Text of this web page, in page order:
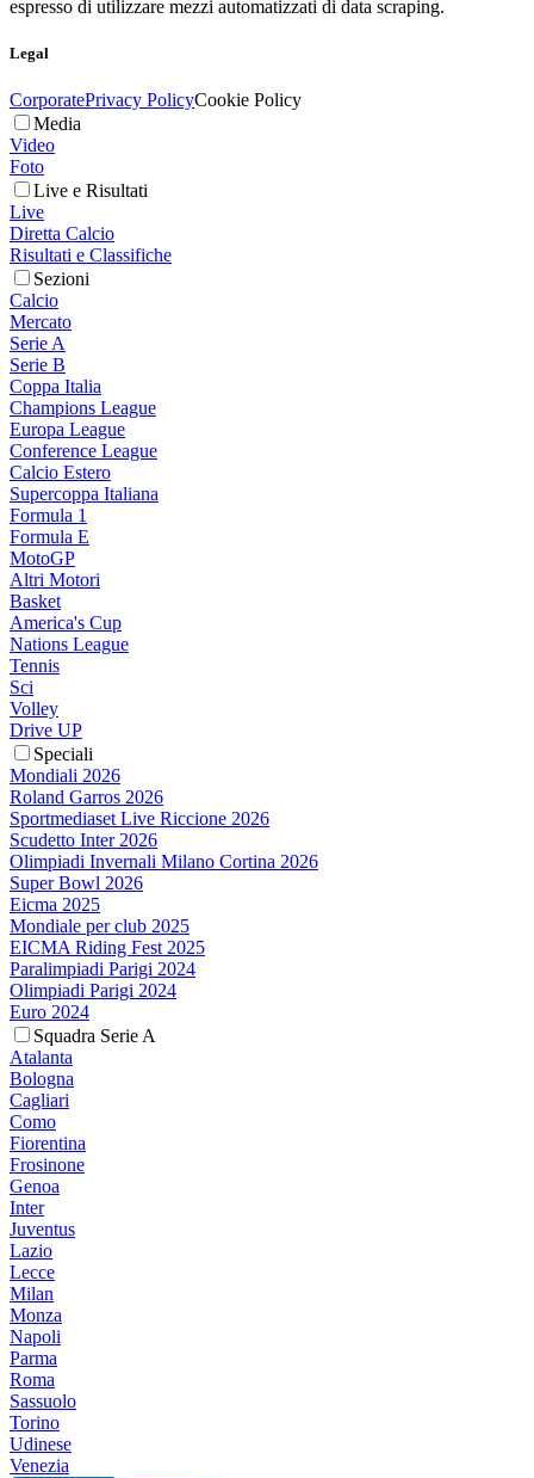
espresso di utilizzare mezzi automatizzati di data scraping.
Legal
CorporatePrivacy PolicyCookie Policy
Media
Video
Foto
Live e Risultati
Live
Diretta Calcio
Risultati e Classifiche
Sezioni
Calcio
Mercato
Serie A
Serie B
Coppa Italia
Champions League
Europa League
Conference League
Calcio Estero
Supercoppa Italiana
Formula 1
Formula E
MotoGP
Altri Motori
Basket
America's Cup
Nations League
Tennis
Sci
Volley
Drive UP
Speciali
Mondiali 2026
Roland Garros 2026
Sportmediaset Live Riccione 2026
Scudetto Inter 2026
Olimpiadi Invernali Milano Cortina 2026
Super Bowl 2026
Eicma 2025
Mondiale per club 2025
EICMA Riding Fest 2025
Paralimpiadi Parigi 2024
Olimpiadi Parigi 2024
Euro 2024
Squadra Serie A
Atalanta
Bologna
Cagliari
Como
Fiorentina
Frosinone
Genoa
Inter
Juventus
Lazio
Lecce
Milan
Monza
Napoli
Parma
Roma
Sassuolo
Torino
Udinese
Venezia